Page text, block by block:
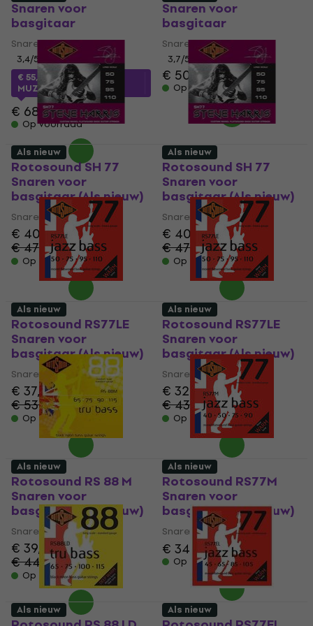
Snaren voor
basgitaar
Snaren voor basgitaar
3,4/5
€ 55,77 met code
MUZMUZ-15
€ 68,90
Op voorraad
Snaren voor
basgitaar
Snaren voor basgitaar
3,7/5
€ 50
Op voorraad
Rotosound SH 77
Snaren voor
basgitaar (Als nieuw)
Snaren voor basgitaar
€ 40,20
€ 47,70
- 16 %
Op voorraad
Rotosound SH 77
Snaren voor
basgitaar (Als nieuw)
Snaren voor basgitaar
€ 40,20
€ 47,70
- 16 %
Op voorraad
Als nieuw
Rotosound RS77LE
Snaren voor
basgitaar (Als nieuw)
Snaren voor basgitaar
€ 37,20
€ 53,36
- 30 %
Op voorraad
Als nieuw
Rotosound RS77LE
Snaren voor
basgitaar (Als nieuw)
Snaren voor basgitaar
€ 32,50
€ 43,70
- 26 %
Op voorraad
Als nieuw
Rotosound RS 88 M
Snaren voor
basgitaar (Als nieuw)
Snaren voor basgitaar
€ 39,10
€ 44,40
- 12 %
Op voorraad
Als nieuw
Rotosound RS77M
Snaren voor
basgitaar (Als nieuw)
Snaren voor basgitaar
€ 34,40€ 39,40
Op voorraad
Als nieuw Als nieuw
Als nieuw Als nieuw